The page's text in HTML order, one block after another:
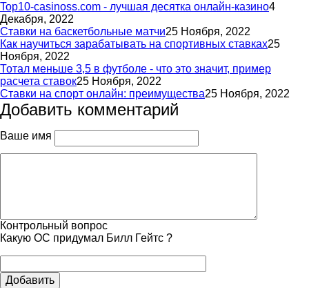
Top10-casinoss.com - лучшая десятка онлайн-казино4
Декабря, 2022
Ставки на баскетбольные матчи25 Ноября, 2022
Как научиться зарабатывать на спортивных ставках25
Ноября, 2022
Тотал меньше 3,5 в футболе - что это значит, пример
расчета ставок25 Ноября, 2022
Ставки на спорт онлайн: преимущества25 Ноября, 2022
Добавить комментарий
Ваше имя
Контрольный вопрос
Какую ОС придумал Билл Гейтс ?
Добавить